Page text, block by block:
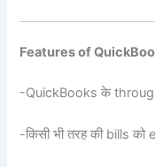
Features of
-QuickBooks के
-किसी भी तरह की bills